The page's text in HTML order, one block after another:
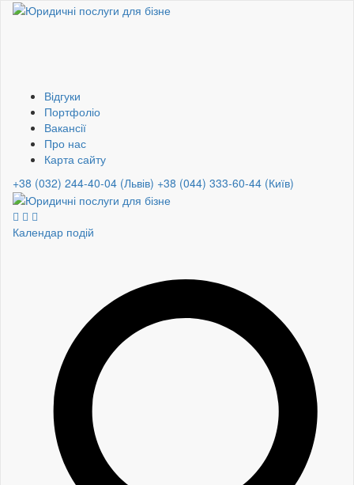
Відгуки
Портфоліо
Вакансії
Про нас
Карта сайту
+38 (032) 244-40-04 (Львів) +38 (044) 333-60-44 (Київ)
Календар подій